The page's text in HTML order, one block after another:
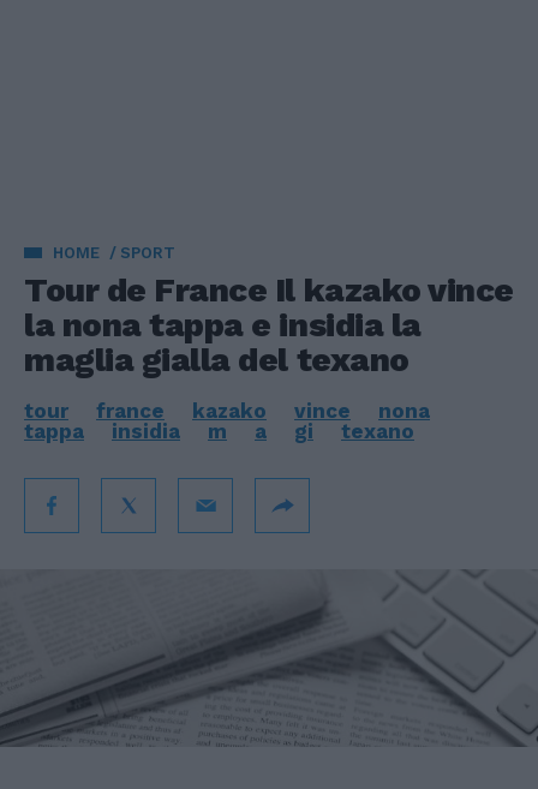
HOME SPORT
Tour de France Il kazako vince
la nona tappa e insidia la
maglia gialla del texano
tour france kazako vince
nona
tappa
insidia m a gi texano